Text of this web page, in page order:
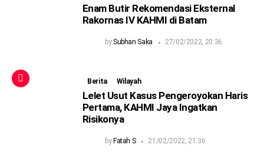
Enam Butir Rekomendasi Eksternal
Rakornas IV KAHMI di Batam
by Subhan Saka 27/02/2022, 20:36
Berita Wilayah
Lelet Usut Kasus Pengeroyokan Haris
Pertama, KAHMI Jaya Ingatkan
Risikonya
by Fatah S 21/02/2022, 21:36